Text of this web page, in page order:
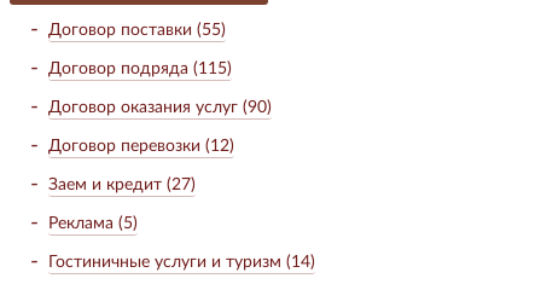
Договор поставки (55)
Договор подряда (115)
Договор оказания услуг (90)
Договор перевозки (12)
Заем и кредит (27)
Реклама (5)
Гостиничные услуги и туризм (14)